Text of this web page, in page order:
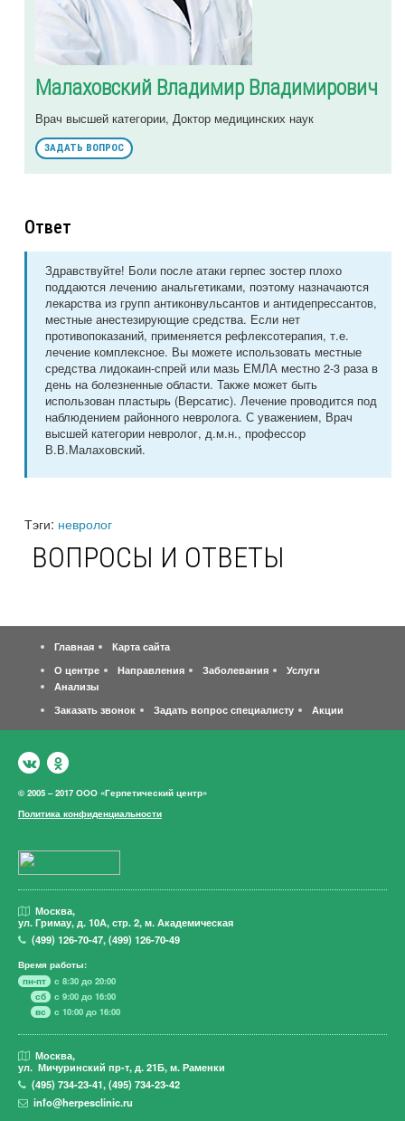
Малаховский Владимир Владимирович
Врач высшей категории, Доктор медицинских наук
ЗАДАТЬ ВОПРОС
Ответ
Здравствуйте! Боли после атаки герпес зостер плохо
поддаются лечению анальгетиками, поэтому назначаются
лекарства из групп антиконвульсантов и антидепрессантов,
местные анестезирующие средства. Если нет
противопоказаний, применяется рефлексотерапия, т.е.
лечение комплексное. Вы можете использовать местные
средства лидокаин-спрей или мазь ЕМЛА местно 2-3 раза в
день на болезненные области. Также может быть
использован пластырь (Версатис). Лечение проводится под
наблюдением районного невролога. С уважением, Врач
высшей категории невролог, д.м.н., профессор
В.В.Малаховский.
Тэги: невролог
ВОПРОСЫ И ОТВЕТЫ
Главная
Карта сайта
О центре
Направления Заболевания
Услуги
Анализы
Заказать звонок
Задать вопрос специалисту Акции
© 2005 – 2017 ООО «Герпетический центр»
Политика конфиденциальности
Москва,
ул. Гримау, д. 10А, стр. 2, м. Академическая
(499)126-70-47,(499)126-70-49
Время работы:
пн-пт
с 8:30 до 20:00
сб
с 9:00 до 16:00
вс
с 10:00 до 16:00
Москва,
ул. Мичуринский пр-т, д. 21Б, м. Раменки
(495)734-23-41,(495)734-23-42
info@herpesclinic.ru